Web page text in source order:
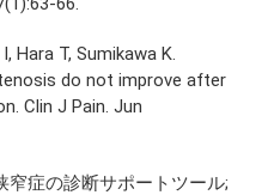
Hara T, Sumikawa K.
do not improve after
Clin J Pain. Jun
窄症の診断サポートツール;